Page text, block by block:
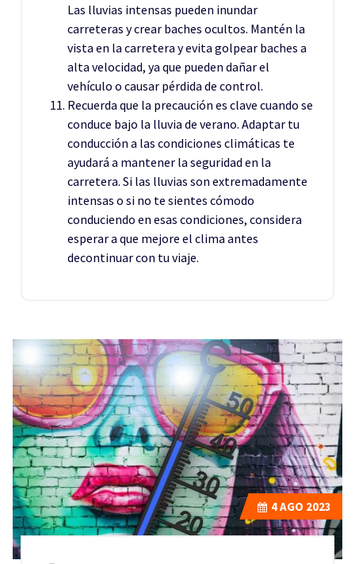
Las lluvias intensas pueden inundar
carreteras y crear baches ocultos. Mantén la
vista en la carretera y evita golpear baches a
alta velocidad, ya que pueden dañar el
vehículo o causar pérdida de control.
Recuerda que la precaución es clave cuando se
conduce bajo la lluvia de verano. Adaptar tu
conducción a las condiciones climáticas te
ayudará a mantener la seguridad en la
carretera. Si las lluvias son extremadamente
intensas o si no te sientes cómodo
conduciendo en esas condiciones, considera
esperar a que mejore el clima antes
decontinuar con tu viaje.
4AGO 2023